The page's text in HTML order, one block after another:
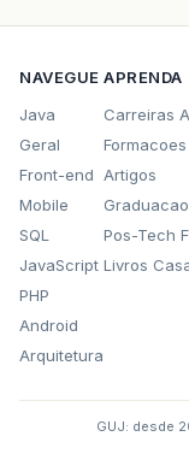
NAVEGUE
Java
Geral
Front-end
Mobile
SQL
JavaScript
PHP
Android
Arquitetura
APRENDA
Carreiras
Formacoes
Artigos
Graduacao
Pos-Tech
Livros
GUJ: desde